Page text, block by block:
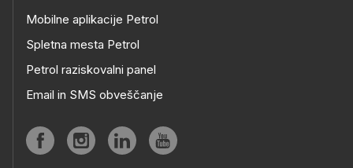
Mobilne aplikacije Petrol
Spletna mesta Petrol
Petrol raziskovalni panel
Email in SMS obveščanje